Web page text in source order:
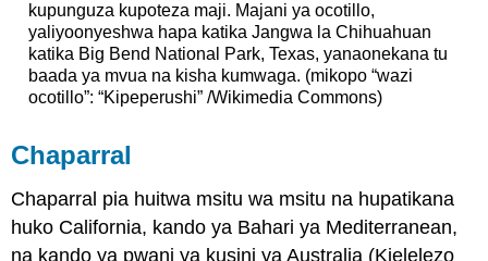
kupunguza kupoteza maji. Majani ya ocotillo,
yaliyoonyeshwa hapa katika Jangwa la Chihuahuan
katika Big Bend National Park, Texas, yanaonekana tu
baada ya mvua na kisha kumwaga. (mikopo “wazi
ocotillo”: “Kipeperushi” /Wikimedia Commons)
Chaparral
Chaparral pia huitwa msitu wa msitu na hupatikana
huko California, kando ya Bahari ya Mediterranean,
na kando ya pwani ya kusini ya Australia (Kielelezo